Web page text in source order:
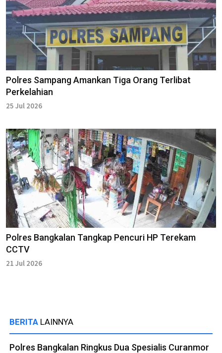
Polres Sampang Amankan Tiga Orang Terlibat
Perkelahian
25 Jul 2026
Polres Bangkalan Tangkap Pencuri HP Terekam
CCTV
21 Jul 2026
BERITA LAINNYA
Polres Bangkalan Ringkus Dua Spesialis Curanmor